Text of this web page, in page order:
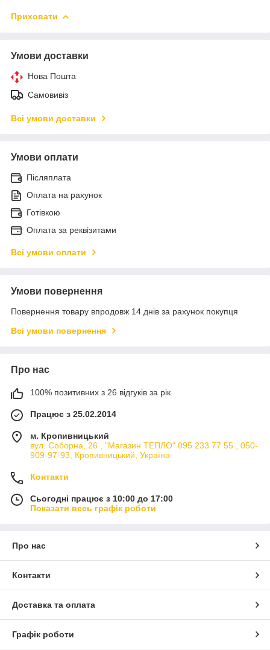
Приховати
Умови доставки
Нова Пошта
Самовивіз
Всі умови доставки
Умови оплати
Післяплата
Оплата на рахунок
Готівкою
Оплата за реквізитами
Всі умови оплати
Умови повернення
Повернення товару впродовж 14 днів за рахунок покупця
Всі умови повернення
Про нас
100% позитивних з 26 відгуків за рік
Працює з 25.02.2014
м. Кропивницький
вул. Соборна, 26 , "Магазин ТЕПЛО" 095 233 77 55 , 050-
909-97-93, Кропивницький, Україна
Контакти
Сьогодні працює з 10:00 до 17:00
Показати весь графік роботи
Про нас
Контакти
Доставка та оплата
Графік роботи